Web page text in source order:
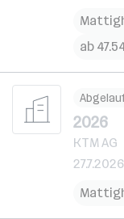
ab
2026
KTM AG
27.7.2026